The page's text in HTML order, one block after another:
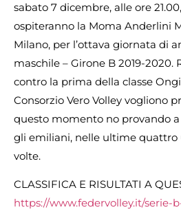
sabato 7 dicembre, alle ore
ospiteranno la Moma Anderlini
Milano, per l’ottava giornata di
maschile – Girone B 2019-2020.
contro la prima della classe
Consorzio Vero Volley vogliono
questo momento no provando
gli emiliani, nelle ultime quattro
volte.
CLASSIFICA E RISULTATI A
https://www.federvolley.it/serie-